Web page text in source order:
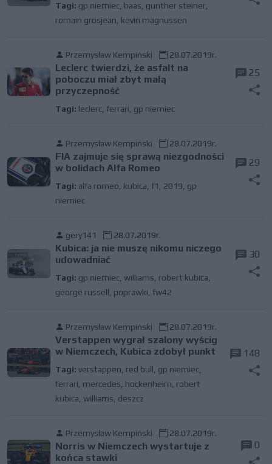
Tagi: gp niemiec, haas gunther steiner
romain grosjean kevin magnussen
Przemysław Kempiński 28.07.2019r.
Leclerc twierdzi, że asfalt na
poboczu miał zbyt małą
przyczepność
Tagi: leclerc, ferrari gp niemiec
25
Przemysław Kempiński 28.07.2019r.
FIA zajmuje się sprawą niezgodności
w bolidach Alfa Romeo
Tagi: alfa romeo kubica f1 2019 gp
niemiec
29
gery141 28.07.2019r.
Kubica: ja nie muszę nikomu niczego
udowadniać
Tagi: gp niemiec, williams robert kubica
george russell poprawki fw42
30
Przemysław Kempiński 28.07.2019r.
Verstappen wygrał szalony wyścig
w Niemczech, Kubica zdobył punkt
Tagi: verstappen red bull gp niemiec,
ferrari mercedes hockenheim robert
kubica williams deszcz
148
Przemysław Kempiński 28.07.2019r.
Norris w Niemczech wystartuje z
końca stawki
0